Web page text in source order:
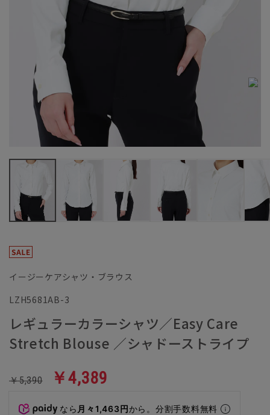
イージーケアシャツ・ブラウス
LZH5681AB-3
レギュラーカラーシャツ／Easy Care
Stretch Blouse ／シャドーストライプ
￥5,390 ￥4,389
なら 月々1,463円から。分割手数料無料